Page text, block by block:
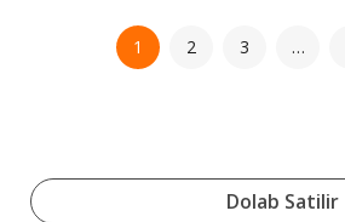
1 2 3 …
Dolab Satilir